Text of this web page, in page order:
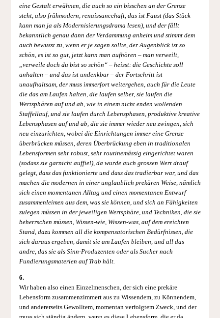
eine Gestalt erwähnen, die auch so ein bisschen an der Grenze
steht, also frühmodern, renaissancehaft, das ist Faust (das Stück
kann man ja als Modernisierungsdrama lesen), und der fällt
bekanntlich genau dann der Verdammung anheim und stimmt dem
auch bewusst zu, wenn er je sagen sollte, der Augenblick ist so
schön, es ist so gut, jetzt kann man aufhören – man verweilt,
„verweile doch du bist so schön“ – heisst: die Geschichte soll
anhalten – und das ist undenkbar – der Fortschritt ist
unaufhaltsam, der muss immerfort weitergehen, auch für die Leute
die das am Laufen halten, die laufen selber, sie laufen die
Wertsphären auf und ab, wie in einem nicht enden wollenden
Staffellauf, und sie laufen durch Lebensphasen, produktive kreative
Lebensphasen auf und ab, die sie immer wieder neu zwingen, sich
neu einzurichten, wobei die Einrichtungen immer eine Grenze
überbrücken müssen, deren Überbrückung eben in traditionalen
Lebensformen sehr robust, sehr routinemässig eingerichtet waren
(sodass sie garnicht auffiel), da wurde auch grossen Wert drauf
gelegt, dass das funktionierte und dass das tradierbar war, und das
machen die modernen in einer unglaublich prekären Weise, nämlich
sich einen momentanen Alltag und einen momentanen Entwurf
zusammenleimen aus dem, was sie können, und sich an Fähigkeiten
zulegen müssen in der jeweiligen Wertsphäre, und Techniken, die sie
beherrschen müssen, Wissen-wie, Wissen-was, auf dem ereichten
Stand, dazu kommen all die kompensatorischen Bedürfnissen, die
sich daraus ergeben, damit sie am Laufen bleiben, und all das
andre, das sie als Sinn-Produzenten oder als Sucher nach
Fundierungsmaterien auf Trab hält.
6.
Wir haben also einen Einzelmenschen, der sich eine prekäre
Lebensform zusammenzimmert aus zu Wissendem, zu Könnendem,
und andererseits Gewolltem, momentan verfolgtem Zweck, und der